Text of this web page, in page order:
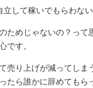
して稼いでもらわない
ためじゃないの？って
です。
売り上げが減ってし
たら誰かに辞めても